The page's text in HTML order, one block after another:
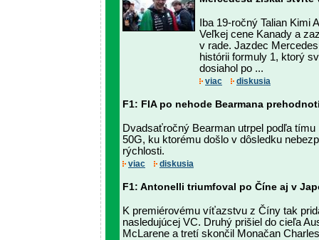
Iba 19-ročný Talian Kimi
Veľkej cene Kanady a
v rade. Jazdec
histórii formuly 1, ktorý
dosiahol po ...
viac diskusia
F1: FIA po nehode Bearmana
Dvadsaťročný Bearman utrpel podľa
50G, ku ktorému došlo v dôsledku
rýchlosti.
viac diskusia
F1: Antonelli triumfoval po Číne aj v
K premiérovému víťazstvu z Číny tak
nasledujúcej VC. Druhý prišiel do cieľa
McLarene a tretí skončil Monačan